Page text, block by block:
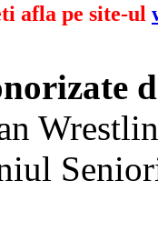
afla pe site-ul